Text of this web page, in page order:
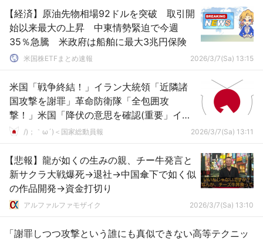
【経済】原油先物相場92ドルを突破 取引開
始以来最大の上昇 中東情勢緊迫で今週
35％急騰 米政府は船舶に最大3兆円保険
米国株ETFまとめ速報 2026/3/7(Sa) 13:15
米国「戦争終結！」イラン大統領「近隣諸
国攻撃を謝罪」革命防衛隊「全包囲攻
撃！」米国「降伏の意思を確認(重要」イラ
ン大統領「無条件降伏は拒否する(戦争継
/)；｀ω´)＜国家総動員報 2026/3/7(Sa) 13:11
【悲報】龍が如くの生みの親、チー牛発言と
新サクラ大戦爆死→退社→中国傘下で如く似
の作品開発→資金打切り
アルファルファモザイク 2026/3/7(Sa) 13:10
「謝罪しつつ攻撃という誰にも真似できない高等テクニッ